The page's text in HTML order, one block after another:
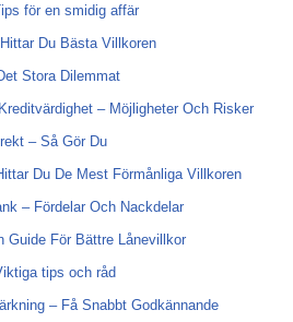
för en smidig affär
Du Bästa Villkoren
Stora Dilemmat
– Möjligheter Och Risker
– Så Gör Du
Du De Mest Förmånliga Villkoren
– Fördelar Och Nackdelar
Guide För Bättre Lånevillkor
tips och råd
– Få Snabbt Godkännande